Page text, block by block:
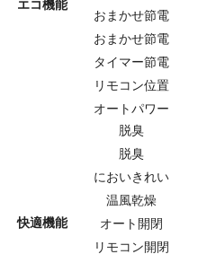
エコ機能
おまかせ節電
おまかせ節電
タイマー節電
快適機能
リモコン位置
オートパワー
脱臭
脱臭
においきれい
温風乾燥
オート開閉
リモコン開閉